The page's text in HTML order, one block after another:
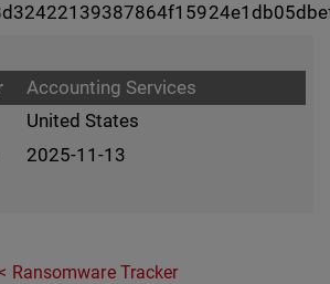
Accounting Services
United States
2025-11-13
Ransomware Tracker